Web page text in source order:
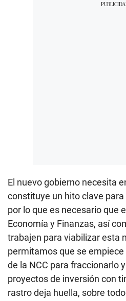
El nuevo gobierno necesita
constituye un hito clave
por lo que es necesario que
Economía y Finanzas, así
trabajen para viabilizar esta
permitamos que se
de la NCC para fraccionarlo
proyectos de inversión con
rastro deja huella, sobre